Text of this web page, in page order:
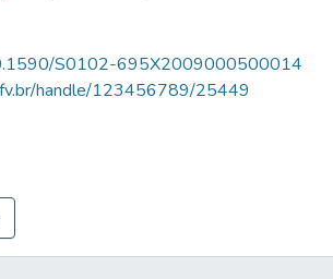
S0102-695X2009000500014
handle/123456789/25449